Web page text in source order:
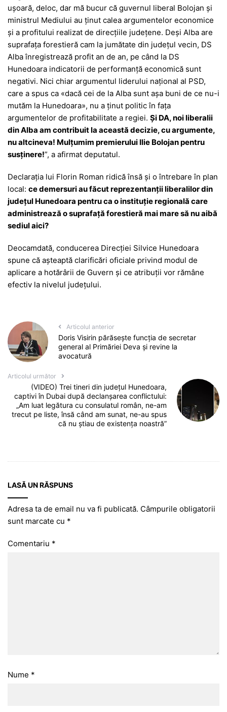
ușoară, deloc, dar mă bucur că guvernul liberal Bolojan și
ministrul Mediului au ținut calea argumentelor economice
și a profitului realizat de direcțiile județene. Deși Alba are
suprafața forestieră cam la jumătate din județul vecin, DS
Alba înregistrează profit an de an, pe când la DS
Hunedoara indicatorii de performanță economică sunt
negativi. Nici chiar argumentul liderului național al PSD,
care a spus ca «dacă cei de la Alba sunt așa buni de ce nu-i
mutăm la Hunedoara», nu a ținut politic în fața
argumentelor de profitabilitate a regiei. Și DA, noi liberalii
din Alba am contribuit la această decizie, cu argumente,
nu altcineva! Mulțumim premierului Ilie Bolojan pentru
susținere!”, a afirmat deputatul.
Declarația lui Florin Roman ridică însă și o întrebare în plan
local: ce demersuri au făcut reprezentanții liberalilor din
județul Hunedoara pentru ca o instituție regională care
administrează o suprafață forestieră mai mare să nu aibă
sediul aici?
Deocamdată, conducerea Direcției Silvice Hunedoara
spune că așteaptă clarificări oficiale privind modul de
aplicare a hotărârii de Guvern și ce atribuții vor rămâne
efectiv la nivelul județului.
Articolul anterior
Doris Visirin părăsește funcția de secretar
general al Primăriei Deva și revine la
avocatură
Articolul următor
(VIDEO) Trei tineri din județul Hunedoara,
captivi în Dubai după declanșarea conflictului:
„Am luat legătura cu consulatul român, ne-am
trecut pe liste, însă când am sunat, ne-au spus
că nu știau de existența noastră”
LASĂ UN RĂSPUNS
Adresa ta de email nu va fi publicată. Câmpurile obligatorii
sunt marcate cu *
Comentariu *
Nume *